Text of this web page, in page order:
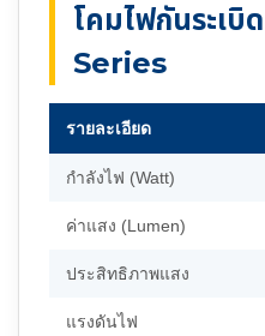
โคมไฟกันระเ
Series
รายละเอียด
กำลังไฟ (Watt)
ค่าแสง (Lumen)
ประสิทธิภาพแสง
แรงดันไฟ